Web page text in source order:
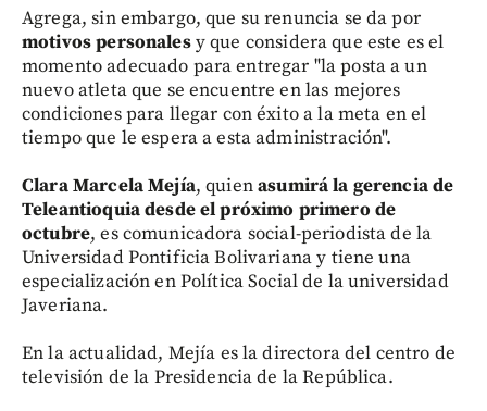
Agrega, sin embargo, que su renuncia se da por
motivos personalesy que considera que este es el
momento adecuado para entregar "la posta a un
nuevo atleta que se encuentre en las mejores
condiciones para llegar con éxito a la meta en el
tiempo que le espera a esta administración".
Clara Marcela Mejía, quienasumirá la gerencia de
Teleantioquia desde el próximo primero de
octubre, es comunicadora social-periodista de la
Universidad Pontificia Bolivariana y tiene una
especialización en Política Social de la universidad
Javeriana.
En la actualidad, Mejía es la directora del centro de
televisión de la Presidencia de la República.